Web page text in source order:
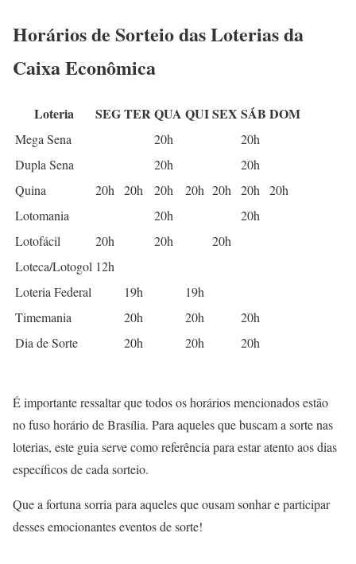
Horários de Sorteio das Loterias da
Caixa Econômica
Loteria SEGTERQUA QUISEX SÁB DOM
Mega Sena 20h
20h
Dupla Sena
20h
20h
Quina
20h 20h 20h 20h 20h 20h
20h
Lotomania
20h
20h
Lotofácil
20h 20h
20h
Loteca/Lotogol 12h
Loteria Federal
19h
19h
Timemania
20h 20h
20h
Dia de Sorte
20h 20h 20h
É importante ressaltar que todos os horários mencionados estão
no fuso horário de Brasília. Para aqueles que buscam a sorte nas
loterias, este guia serve como referência para estar atento aos dias
específicos de cada sorteio.
Que a fortuna sorria para aqueles que ousam sonhar e participar
desses emocionantes eventos de sorte!